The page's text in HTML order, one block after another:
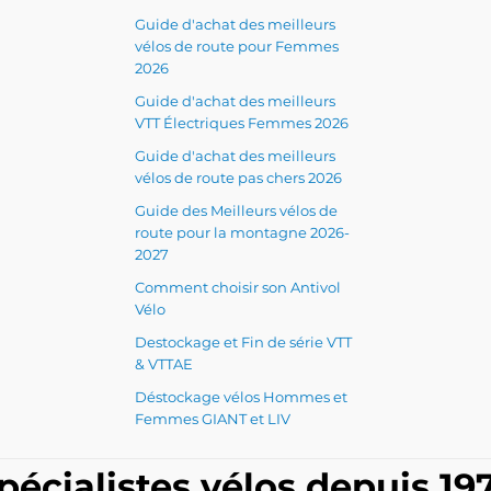
Guide d'achat des meilleurs
vélos de route pour Femmes
2026
Guide d'achat des meilleurs
VTT Électriques Femmes 2026
Guide d'achat des meilleurs
vélos de route pas chers 2026
Guide des Meilleurs vélos de
route pour la montagne 2026-
2027
Comment choisir son Antivol
Vélo
Destockage et Fin de série VTT
& VTTAE
Déstockage vélos Hommes et
Femmes GIANT et LIV